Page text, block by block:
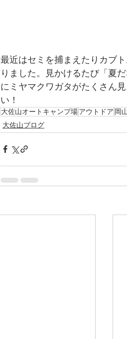
最近はセミを捕まえたりカブ
りました。見かけるたび「夏
にミヤマクワガタがたくさん
い！
大佐山オートキャンプ場アウトドア 岡
大佐山ブログ